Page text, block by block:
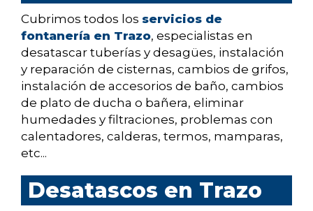
Cubrimos todos los servicios de
fontanería en Trazo, especialistas en
desatascar tuberías y desagües, instalación
y reparación de cisternas, cambios de grifos,
instalación de accesorios de baño, cambios
de plato de ducha o bañera, eliminar
humedades y filtraciones, problemas con
calentadores, calderas, termos, mamparas,
etc...
Desatascos en Trazo